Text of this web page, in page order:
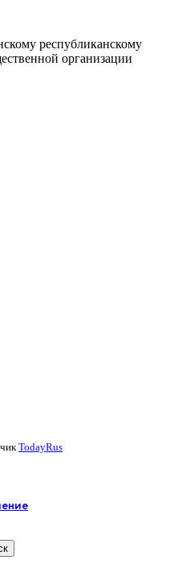
республиканскому
организации
TodayRus